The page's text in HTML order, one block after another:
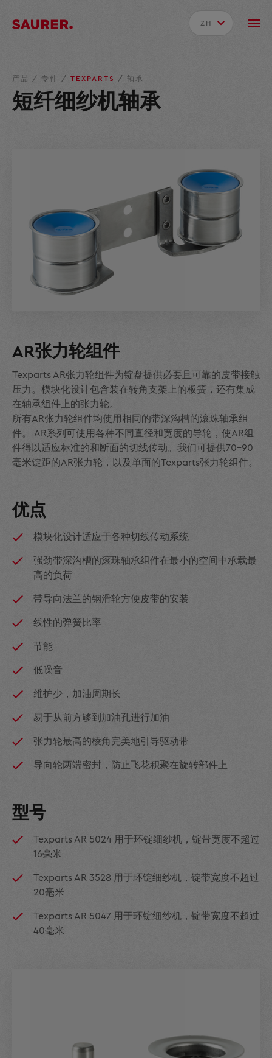
ZH
产品 / 专件 / TEXPARTS / 轴承
短纤细纱机轴承
AR张力轮组件
Texparts AR张力轮组件为锭盘提供必要且可靠的皮带接触
压力。模块化设计包含装在转角支架上的板簧，还有集成
在轴承组件上的张力轮。
所有AR张力轮组件均使用相同的带深沟槽的滚珠轴承组
件。 AR系列可使用各种不同直径和宽度的导轮，使AR组
件得以适应标准的和断面的切线传动。我们可提供70-90
毫米锭距的AR张力轮，以及单面的Texparts张力轮组件。
优点
模块化设计适应于各种切线传动系统
强劲带深沟槽的滚珠轴承组件在最小的空间中承载最
高的负荷
带导向法兰的钢滑轮方便皮带的安装
线性的弹簧比率
节能
低噪音
维护少，加油周期长
易于从前方够到加油孔进行加油
张力轮最高的棱角完美地引导驱动带
导向轮两端密封，防止飞花积聚在旋转部件上
型号
Texparts AR 5024 用于环锭细纱机，锭带宽度不超过
16毫米
Texparts AR 3528 用于环锭细纱机，锭带宽度不超过
20毫米
Texparts AR 5047 用于环锭细纱机，锭带宽度不超过
40毫米